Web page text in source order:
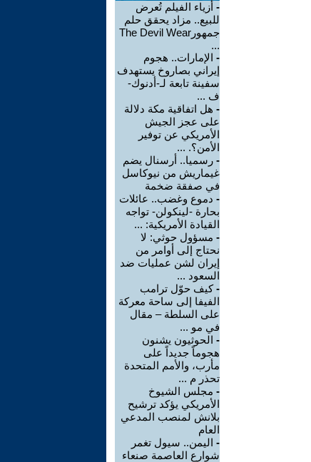
- أزياء الفيلم تُعرض
للبيع.. مزاد يحقق حلم
جمهورThe Devil Wear
...
- الإمارات.. هجوم
إيراني بصاروخ يستهدف
سفينة تابعة لـ-أدنوك-
ف ...
- هل اتفاقية مكة دلالة
على عجز الجيش
الأمريكي عن توفير
الأمن؟. ...
- رسميا.. أرسنال يضم
غيماريش من نيوكاسل
في صفقة ضخمة
- دموع وغضب.. عائلات
بحارة -لينكولن- تواجه
القيادة الأمريكية: ...
- مسؤول حوثي: لا
نحتاج إلى أوامر من
إيران لشن عمليات ضد
السعود ...
-كيف حوّل ترامب
الفيفا إلى ساحة معركة
على السلطة – مقال
في مو ...
- الحوثيون يشنون
هجوماً جديداً على
مأرب، والأمم المتحدة
تحذر م ...
- مجلس الشيوخ
الأمريكي يؤكد ترشيح
بلانش لمنصب المدعي
العام
- اليمن.. سيول تغمر
شوارع العاصمة صنعاء